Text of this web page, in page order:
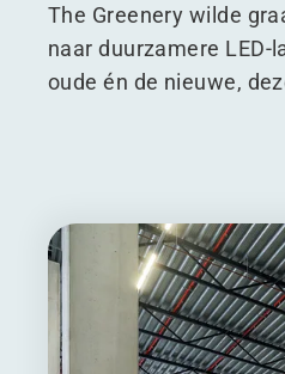
The Greenery wilde
naar duurzamere LED-
oude én de nieuwe,